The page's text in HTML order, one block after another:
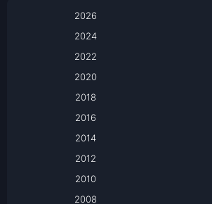
Based on a True Story เรื่องจริง
Based on a True Story เรื่องจริง
2026
2024
2022
2020
2018
2016
2014
2012
2010
2008